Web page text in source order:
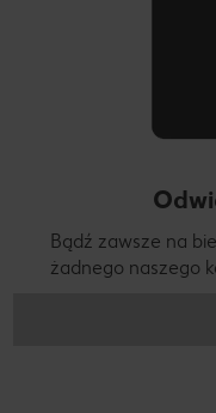
Bądź zawsze na
żadnego naszego